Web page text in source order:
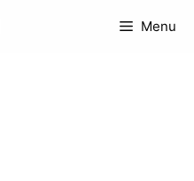
Menu